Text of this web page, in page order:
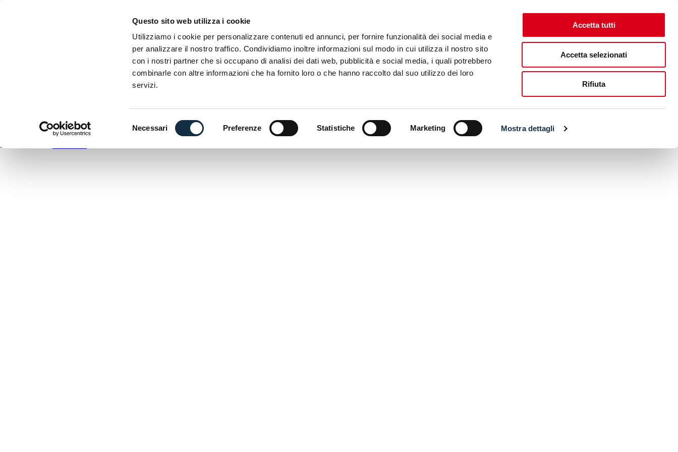
Questo sito web utilizza i cookie
Utilizziamo i cookie per personalizzare contenuti ed annunci, per fornire funzionalità dei social media e
per analizzare il nostro traffico. Condividiamo inoltre informazioni sul modo in cui utilizza il nostro sito
con i nostri partner che si occupano di analisi dei dati web, pubblicità e social media, i quali potrebbero
combinarle con altre informazioni che ha fornito loro o che hanno raccolto dal suo utilizzo dei loro
servizi.
Necessari Preferenze Statistiche Marketing Mostra dettagli
Accetta tutti
Accetta selezionati
Rifiuta
Esposizione internazionale delle due ruote
AC1_3303
Dimensione: 1.67 MB
Creata: 29-04-2024
Aggiornato: 29-04-2024
EICMA utilizza